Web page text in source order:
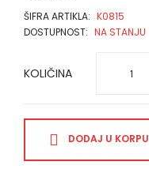
ŠIFRA ARTIKLA: K0815
DOSTUPNOST: NA STANJU
KOLIČINA
DODAJ U KORPU